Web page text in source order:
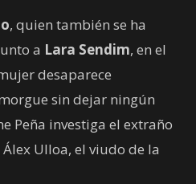
, quien también se ha
a Lara Sendim, en el
desaparece
sin dejar ningún
Peña investiga el extraño
Ulloa, el viudo de la